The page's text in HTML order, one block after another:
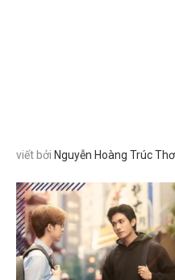
viết bởi Nguyễn Hoàng Trúc Thơ